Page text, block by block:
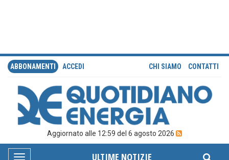
ABBONAMENTI ACCEDI CHI SIAMO CONTATTI
Aggiornato alle 12:59 del 6 agosto 2026
ULTIME NOTIZIE